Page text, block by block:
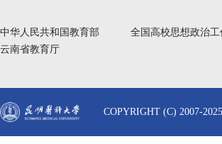
中华人民共和国教育部 全国高校思想政治工
云南省教育厅
COPYRIGHT (C) 2007-